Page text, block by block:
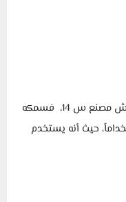
وتعتبر أفضل هذه الأنواع، هو خشب أبلكاش مصنع س 14، فسمكه
إستخداماً، حيث أنه يستخدم